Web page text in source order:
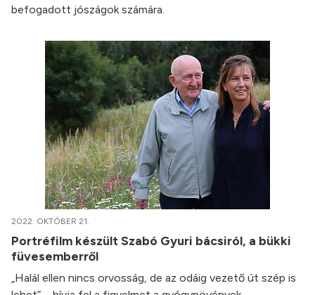
befogadott jószágok számára.
2022. OKTÓBER 21.
Portréfilm készült Szabó Gyuri bácsiról, a bükki
füvesemberről
„Halál ellen nincs orvosság, de az odáig vezető út szép is